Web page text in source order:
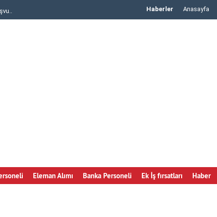
IKEA Personel Alımı iş başvurusu yapma..
Haberler Anasayfa
Eleman Alımı Banka Personeli Ek İş fırsatları Haber